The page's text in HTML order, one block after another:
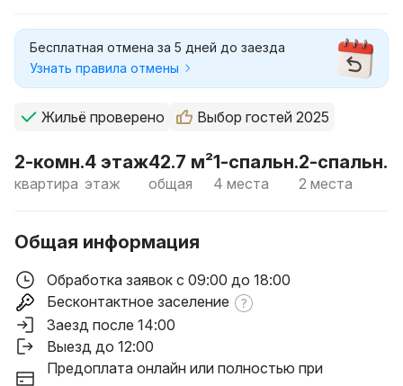
Бесплатная отмена за 5 дней до заезда
Узнать правила отмены
Жильё проверено Выбор гостей 2025
2-комн.
квартира
4 этаж
этаж
42.7 м²
общая
1-спальн.
4 места
2-спальн.
2 места
Общая информация
Обработка заявок с 09:00 до 18:00
Бесконтактное заселение
Заезд после 14:00
Выезд до 12:00
Предоплата онлайн или полностью при